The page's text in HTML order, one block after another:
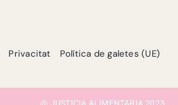
Privacitat Política de galetes (UE)
@ JUSTICIA ALIMENTARIA 2023